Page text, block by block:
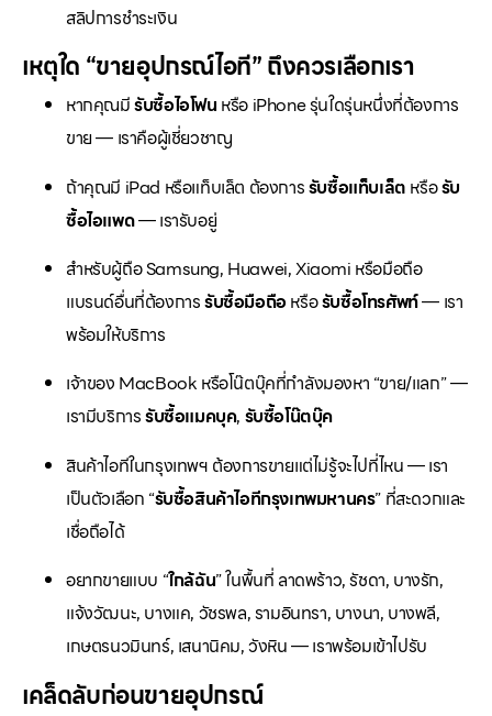
สลิปการชำระเงิน
เหตุใด “ขายอุปกรณ์ไอที” ถึงควรเลือกเรา
หากคุณมีรับซื้อไอโฟน หรือ iPhone รุ่นใดรุ่นหนึ่งที่ต้องการ
ขาย — เราคือผู้เชี่ยวชาญ
ถ้าคุณมี iPad หรือแท็บเล็ต ต้องการรับซื้อแท็บเล็ต หรือรับ
ซื้อไอแพด— เรารับอยู่
สำหรับผู้ถือ Samsung, Huawei, Xiaomi หรือมือถือ
แบรนด์อื่นที่ต้องการรับซื้อมือถือหรือรับซื้อโทรศัพท์— เรา
พร้อมให้บริการ
เจ้าของ MacBook หรือโน๊ตบุ๊คที่กำลังมองหา “ขาย/แลก” —
เรามีบริการรับซื้อแมคบุค, รับซื้อโน๊ตบุ๊ค
สินค้าไอทีในกรุงเทพฯ ต้องการขายแต่ไม่รู้จะไปที่ไหน — เรา
เป็นตัวเลือก “รับซื้อสินค้าไอทีกรุงเทพมหานคร” ที่สะดวกและ
เชื่อถือได้
อยากขายแบบ “ใกล้ฉัน” ในพื้นที่ ลาดพร้าว, รัชดา, บางรัก,
แจ้งวัฒนะ, บางแค, วัชรพล, รามอินทรา, บางนา, บางพลี,
เกษตรนวมินทร์, เสนานิคม, วังหิน — เราพร้อมเข้าไปรับ
เคล็ดลับก่อนขายอุปกรณ์